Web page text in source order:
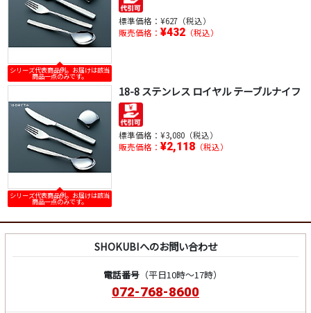
シリーズ代表商品例。お届けは該当
商品一点のみです。
標準価格： ¥627（税込）
販売価格： ¥432（税込）
シリーズ代表商品例。お届けは該当
商品一点のみです。
18-8 ステンレス ロイヤル テーブルナイフ
標準価格： ¥3,080（税込）
販売価格： ¥2,118（税込）
SHOKUBIへのお問い合わせ
電話番号（平日10時～17時）
072-768-8600